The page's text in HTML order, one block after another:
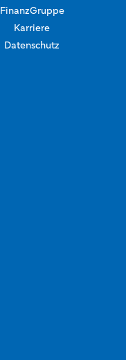
FinanzGruppe
Karriere
Datenschutz